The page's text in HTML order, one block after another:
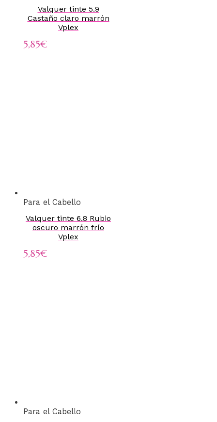
Valquer tinte 5.9
Castaño claro marrón
Vplex
5,85€
Para el Cabello
Valquer tinte 6.8 Rubio
oscuro marrón frío
Vplex
5,85€
Para el Cabello